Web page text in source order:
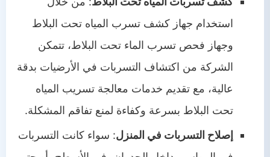
استخدام جهاز كشف تسرب المياه تحت البلاط
وجهاز فحص تسرب الماء تحت البلاط، تتمكن
الشركة من اكتشاف التسربات في الأرضيات بدقة
عالية، مع تقديم خدمات معالجة تسريب المياه
تحت البلاط بسرعة وكفاءة لمنع تفاقم المشكلة.
إصلاح التسربات في المنزل: سواء كانت التسربات